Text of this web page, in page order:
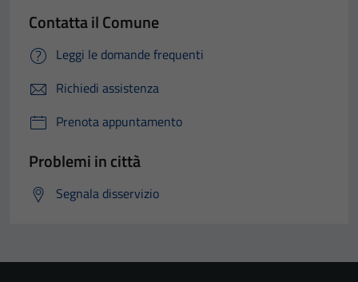
Contatta il Comune
Leggi le domande frequenti
Richiedi assistenza
Prenota appuntamento
Problemi in città
Segnala disservizio